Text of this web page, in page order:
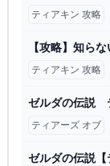
ティアキン 攻略
ティアキン 攻略
ティアーズ オブ